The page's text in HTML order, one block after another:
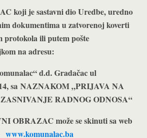
koji je sastavni dio Uredbe, uredno
dokumentima u zatvorenoj koverti
protokola ili putem pošte
na adresu:
d.d. Gradačac ul
sa NAZNAKOM „PRIJAVA NA
RADNOG ODNOSA“
OBRAZAC može se skinuti sa web
www.komunalac.ba